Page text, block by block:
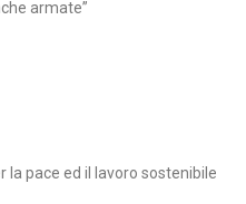
armate”
la pace ed il lavoro sostenibile